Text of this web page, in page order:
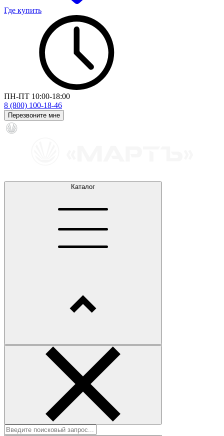
Где купить
ПН-ПТ 10:00-18:00
8 (800) 100-18-46
Перезвоните мне
Каталог